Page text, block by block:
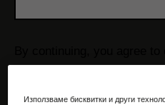
data, please review our
Използваме бисквитки и други